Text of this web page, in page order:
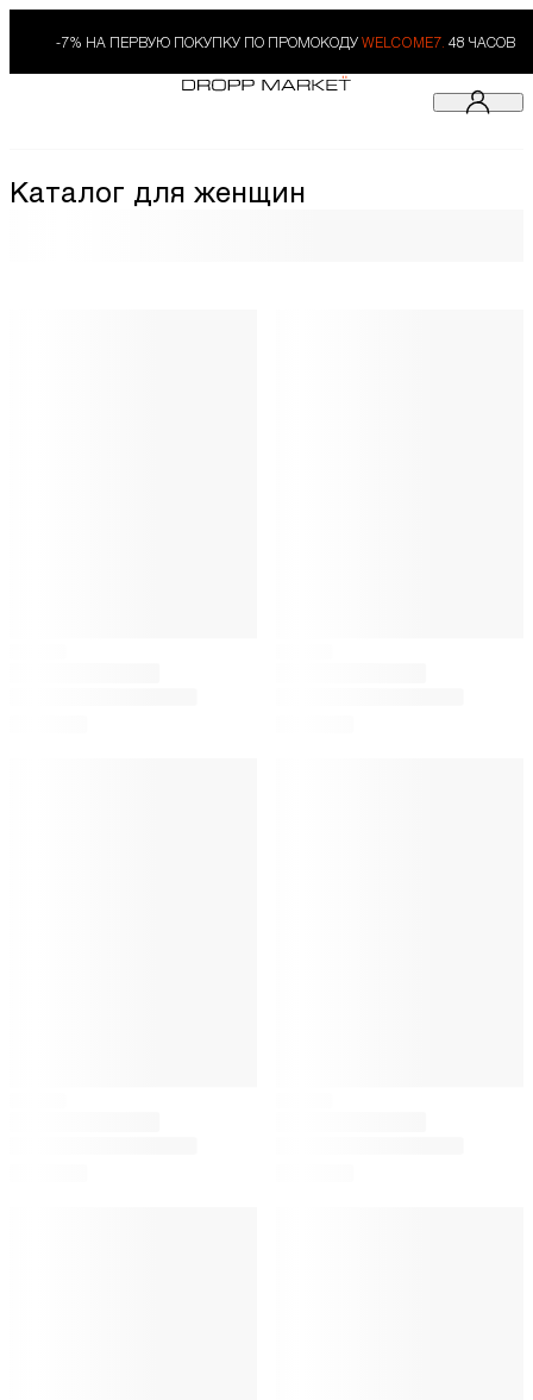
-7% НА ПЕРВУЮ ПОКУПКУ ПО ПРОМОКОДУ WELCOME7. 48 ЧАСОВ
Каталог для женщин